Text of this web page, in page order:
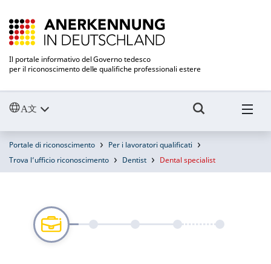
Il portale informativo del Governo tedesco
per il riconoscimento delle qualifiche professionali estere
Portale di riconoscimento
Per i lavoratori qualificati
Trova l’ufficio riconoscimento
Dentist Dental specialist